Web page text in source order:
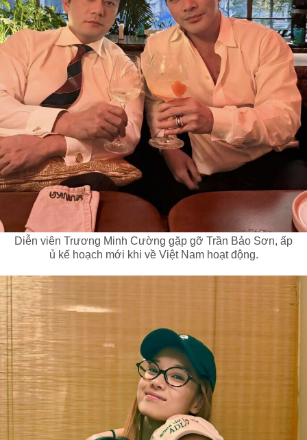
Diễn viên Trương Minh Cường gặp gỡ Trần Bảo Sơn, ấp
ủ kế hoạch mới khi về Việt Nam hoạt động.